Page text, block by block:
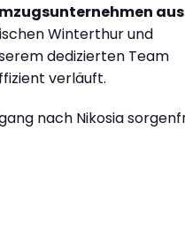
aus
Winterthur und
dedizierten Team
verläuft.
nach Nikosia